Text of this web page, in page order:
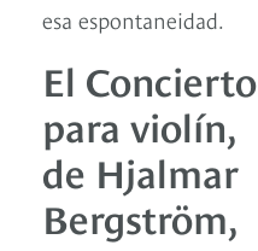
esa espontaneidad.
El Concierto
para violín,
de Hjalmar
Bergström,